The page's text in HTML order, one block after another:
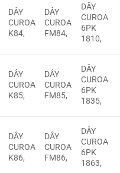
DÂY
CUROA
K84,
DÂY
CUROA
FM84,
DÂY
CUROA
6PK
1810,
DÂY
CUROA
K85,
DÂY
CUROA
FM85,
DÂY
CUROA
6PK
1835,
DÂY
CUROA
K86,
DÂY
CUROA
FM86,
DÂY
CUROA
6PK
1863,